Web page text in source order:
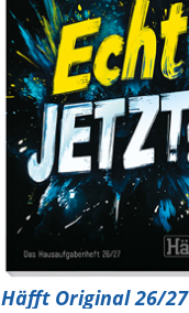
Häfft Original 26/27